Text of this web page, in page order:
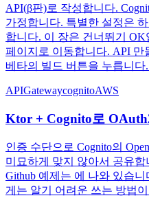
API(β판)로 작성합니다.
가정합니다. 특별한 설정은
합니다. 이 장은 건너뛰기 OK
페이지로 이동합니다. API 만
베타의 빌드 버튼을 누릅니다.
APIGatewaycognitoAWS
Ktor + Cognito로
인증 수단으로 Cognito의
미묘하게 맞지 않아서 공유합
Github 예제는 에 나와 있습
게는 알기 어려운 쓰는 방법